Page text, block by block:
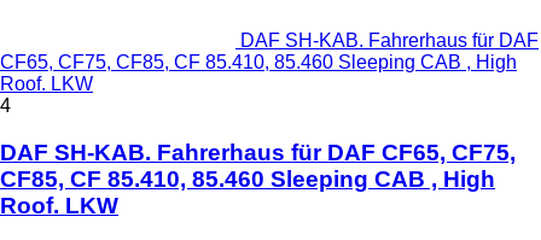
DAF SH-KAB. Fahrerhaus für DAF
CF65, CF75, CF85, CF 85.410, 85.460 Sleeping CAB , High
Roof. LKW
4
DAF SH-KAB. Fahrerhaus für DAF CF65, CF75,
CF85, CF 85.410, 85.460 Sleeping CAB , High
Roof. LKW